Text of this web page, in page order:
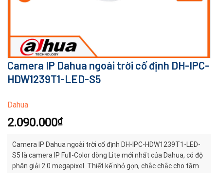
Camera IP Dahua ngoài trời cố định DH-IPC-
HDW1239T1-LED-S5
Dahua
2.090.000₫
Camera IP Dahua ngoài trời cố định DH-IPC-HDW1239T1-LED-
S5 là camera IP Full-Color dòng Lite mới nhất của Dahua, có độ
phân giải 2.0 megapixel. Thiết kế nhỏ gọn, chắc chắc cho tầm